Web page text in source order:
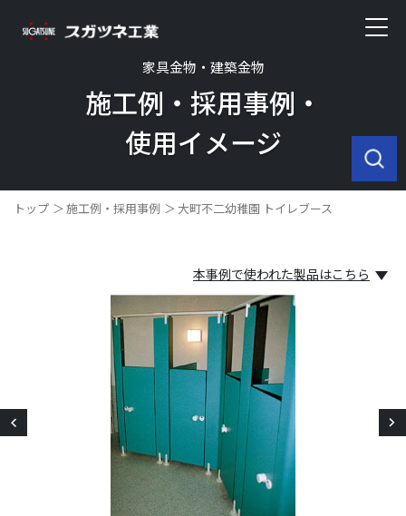
家具金物・建築金物
施工例・採用事例・
使用イメージ
トップ 施工例・採用事例 大町不二幼稚園 トイレブース
本事例で使われた製品はこちら